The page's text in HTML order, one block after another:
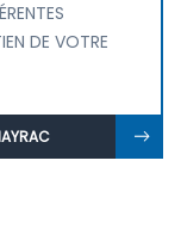
DE VOTRE